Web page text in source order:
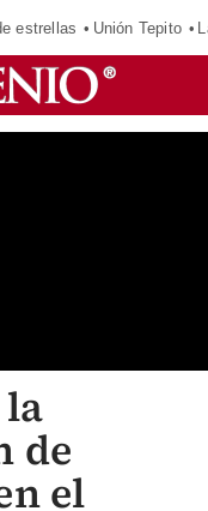
estrellas Unión Tepito
de
el